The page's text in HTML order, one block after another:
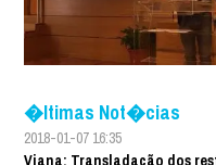
�ltimas Not�cias
2018-01-07 16:35
Viana: Transladação dos